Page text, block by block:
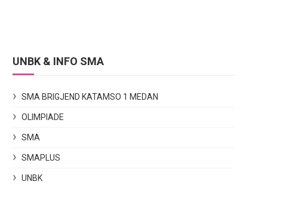
UNBK & INFO SMA
SMA BRIGJEND KATAMSO 1 MEDAN
OLIMPIADE
SMA
SMAPLUS
UNBK